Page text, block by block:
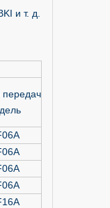
и т. д.
передач